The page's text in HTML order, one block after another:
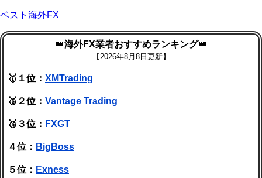
ベスト海外FX
👑海外FX業者おすすめランキング👑
【2026年8月8日更新】
🥇１位： XMTrading
🥈２位： Vantage Trading
🥉３位： FXGT
４位： BigBoss
５位： Exness